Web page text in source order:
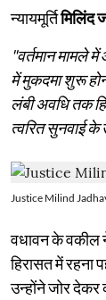
न्यायमूर्तिमिलिंद
"वर्तमान मामले
में मुकदमा शुरू
लंबी अवधि तक
त्वरित सुनवाई
Justice Milind
वधावन के वकील
हिरासत में रहना
उन्होंने जोर देकर